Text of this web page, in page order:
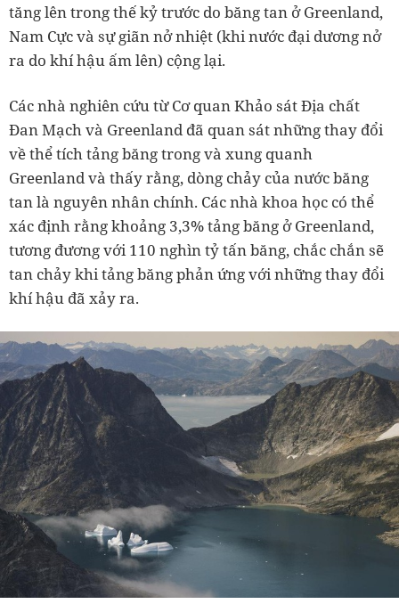
tăng lên trong thế kỷ trước do băng tan ở Greenland,
Nam Cực và sự giãn nở nhiệt (khi nước đại dương nở
ra do khí hậu ấm lên) cộng lại.
Các nhà nghiên cứu từ Cơ quan Khảo sát Địa chất
Đan Mạch và Greenland đã quan sát những thay đổi
về thể tích tảng băng trong và xung quanh
Greenland và thấy rằng, dòng chảy của nước băng
tan là nguyên nhân chính. Các nhà khoa học có thể
xác định rằng khoảng 3,3% tảng băng ở Greenland,
tương đương với 110 nghìn tỷ tấn băng, chắc chắn sẽ
tan chảy khi tảng băng phản ứng với những thay đổi
khí hậu đã xảy ra.